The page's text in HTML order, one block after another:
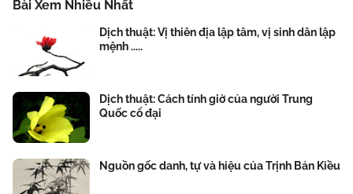
Bài Xem Nhiều Nhất
Dịch thuật: Vị thiên địa lập tâm, vị sinh dân lập
mệnh .....
Dịch thuật: Cách tính giờ của người Trung
Quốc cổ đại
Nguồn gốc danh, tự và hiệu của Trịnh Bản Kiều